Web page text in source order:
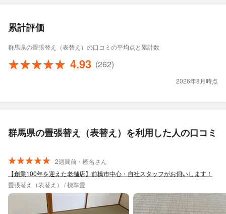
累計評価
群馬県の畳張替え（表替え）の口コミの平均点と累計数
4.93 (262)
2026年8月時点
群馬県の畳張替え（表替え）を利用した人の口コミ
2週間前・匿名さん
【創業100年を迎えた老舗店】前橋市中心・自社スタッフがお伺いします！
畳張替え（表替え） / 標準畳